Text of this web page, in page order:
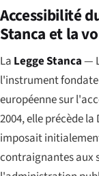
Accessibilité
Stanca et la
La Legge Stanca—
l'instrument
européenne sur
2004, elle précède
imposait
contraignantes aux